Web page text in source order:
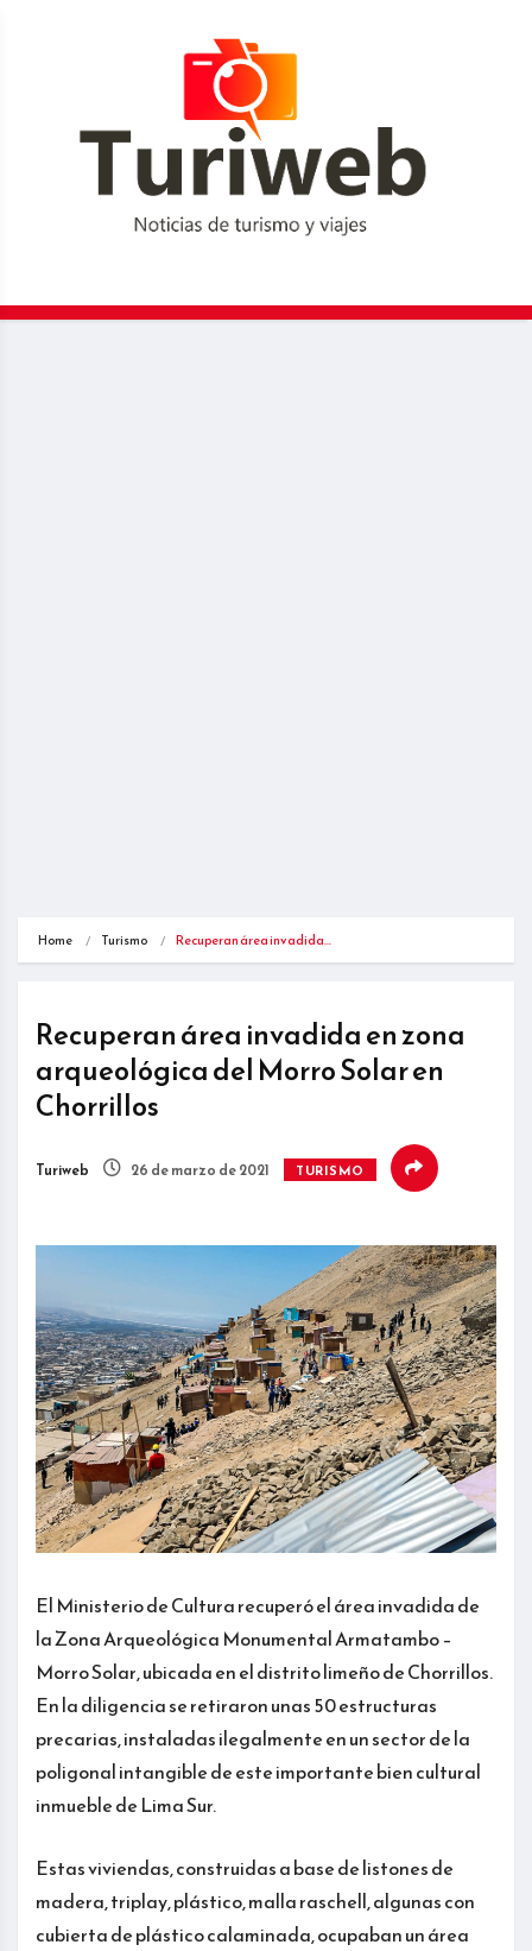
Home Turismo Recuperan área invadida…
Recuperan área invadida en zona
arqueológica del Morro Solar en
Chorrillos
Turiweb 26 de marzo de 2021 TURISMO
El Ministerio de Cultura recuperó el área invadida de
la Zona Arqueológica Monumental Armatambo –
Morro Solar, ubicada en el distrito limeño de Chorrillos.
En la diligencia se retiraron unas 50 estructuras
precarias, instaladas ilegalmente en un sector de la
poligonal intangible de este importante bien cultural
inmueble de Lima Sur.
Estas viviendas, construidas a base de listones de
madera, triplay, plástico, malla raschell, algunas con
cubierta de plástico calaminada, ocupaban un área